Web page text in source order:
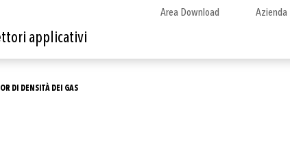
applicativi
Area Download Azienda
DI DENSITÀ DEI GAS